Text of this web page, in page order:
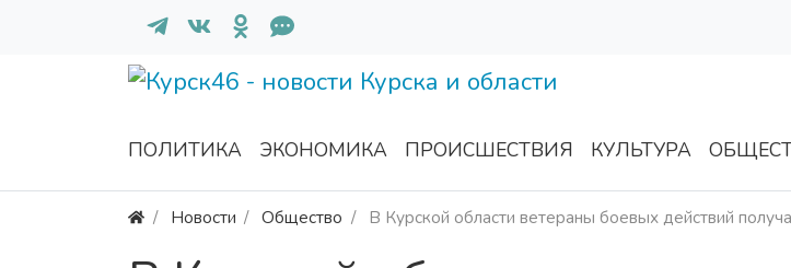
ПОЛИТИКА ЭКОНОМИКА ПРОИСШЕСТВИЯ КУЛЬТУРА
Новости Общество В Курской области ветераны боевых действий